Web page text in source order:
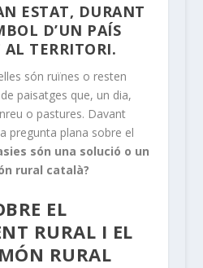
ESTAT, DURANT
D’UN PAÍS
TERRITORI.
són ruïnes o resten
paisatges que, un dia,
o pastures. Davant
pregunta plana sobre el
són una solució o un
rural català?
EL
RURAL I EL
RURAL